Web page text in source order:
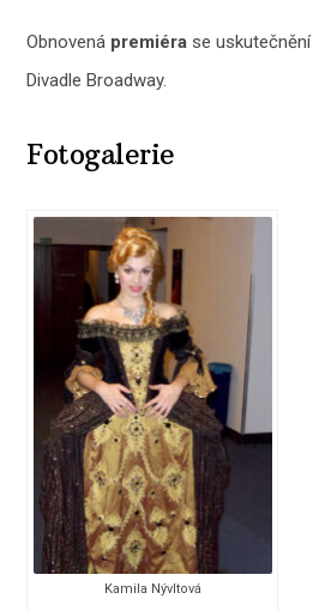
Obnovená premiéra se uskutečnění
Divadle Broadway.
Fotogalerie
Kamila Nývltová